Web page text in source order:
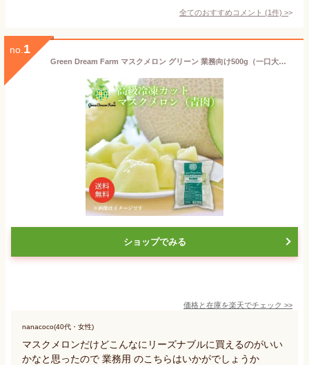
全てのおすすめコメント (1件) >
no. 1
Green Dream Farm マスクメロン グリーン 業務向け500g（一口大にカットした冷凍高級マスクメロン）【冷凍品同梱不可）（代引不可）（送料無料） IQF 青肉 カットメロン 冷凍 デザート スイーツ IQF
ショップでみる
価格と在庫を楽天でチェック >>
nanacoco(40代・女性)
マスクメロンだけどこんなにリーズナブルに買えるのがいい
かなと思ったので 業務用 のこちらはいかがでしょうか